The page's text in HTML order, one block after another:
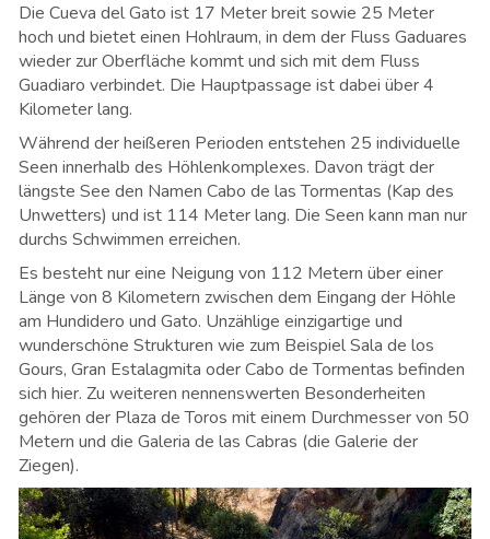
Die Cueva del Gato ist 17 Meter breit sowie 25 Meter
hoch und bietet einen Hohlraum, in dem der Fluss Gaduares
wieder zur Oberfläche kommt und sich mit dem Fluss
Guadiaro verbindet. Die Hauptpassage ist dabei über 4
Kilometer lang.
Während der heißeren Perioden entstehen 25 individuelle
Seen innerhalb des Höhlenkomplexes. Davon trägt der
längste See den Namen Cabo de las Tormentas (Kap des
Unwetters) und ist 114 Meter lang. Die Seen kann man nur
durchs Schwimmen erreichen.
Es besteht nur eine Neigung von 112 Metern über einer
Länge von 8 Kilometern zwischen dem Eingang der Höhle
am Hundidero und Gato. Unzählige einzigartige und
wunderschöne Strukturen wie zum Beispiel Sala de los
Gours, Gran Estalagmita oder Cabo de Tormentas befinden
sich hier. Zu weiteren nennenswerten Besonderheiten
gehören der Plaza de Toros mit einem Durchmesser von 50
Metern und die Galeria de las Cabras (die Galerie der
Ziegen).